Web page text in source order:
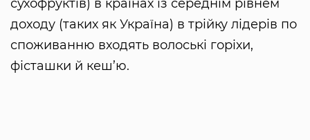
сухофруктів) в країнах із середнім рівнем
доходу (таких як Україна) в трійку лідерів по
споживанню входять волоські горіхи,
фісташки й кеш’ю.